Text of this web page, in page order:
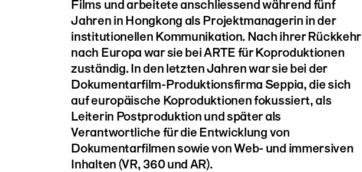
Films und arbeitete anschliessend während fünf
Jahren in Hongkong als Projektmanagerin in der
institutionellen Kommunikation. Nach ihrer Rückkehr
nach Europa war sie bei ARTE für Koproduktionen
zuständig. In den letzten Jahren war sie bei der
Dokumentarfilm-Produktionsfirma Seppia, die sich
auf europäische Koproduktionen fokussiert, als
Leiterin Postproduktion und später als
Verantwortliche für die Entwicklung von
Dokumentarfilmen sowie von Web- und immersiven
Inhalten (VR, 360 und AR).